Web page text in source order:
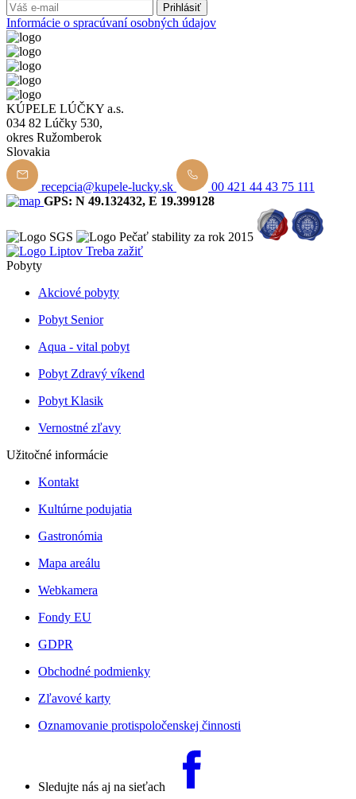
Prihlásiť
Informácie o spracúvaní osobných údajov
KÚPELE LÚČKY a.s.
034 82 Lúčky 530,
okres Ružomberok
Slovakia
recepcia@kupele-lucky.sk
00 421 44 43 75 111
GPS: N 49.132432, E 19.399128
Pobyty
Akciové pobyty
Pobyt Senior
Aqua - vital pobyt
Pobyt Zdravý víkend
Pobyt Klasik
Vernostné zľavy
Užitočné informácie
Kontakt
Kultúrne podujatia
Gastronómia
Mapa areálu
Webkamera
Fondy EU
GDPR
Obchodné podmienky
Zľavové karty
Oznamovanie protispoločenskej činnosti
Sledujte nás aj na sieťach